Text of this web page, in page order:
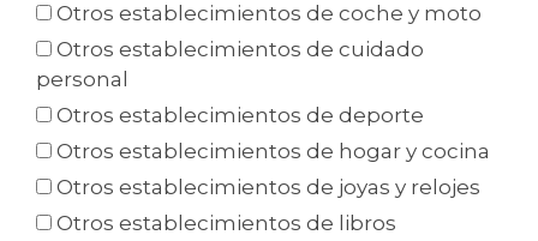
Otros establecimientos de coche y moto
Otros establecimientos de cuidado
personal
Otros establecimientos de deporte
Otros establecimientos de hogar y cocina
Otros establecimientos de joyas y relojes
Otros establecimientos de libros